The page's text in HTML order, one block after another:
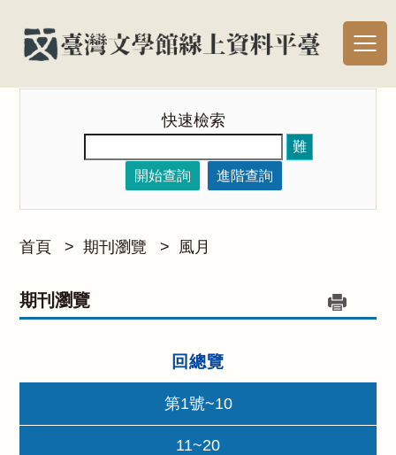
快速檢索
難
開始查詢
進階查詢
首頁 > 期刊瀏覽 > 風月
期刊瀏覽
回總覽
第1號~10
11~20